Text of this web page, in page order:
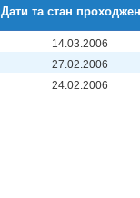
Дати та стан
14.03.2006
27.02.2006
24.02.2006